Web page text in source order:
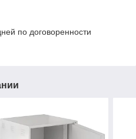
по договоренности